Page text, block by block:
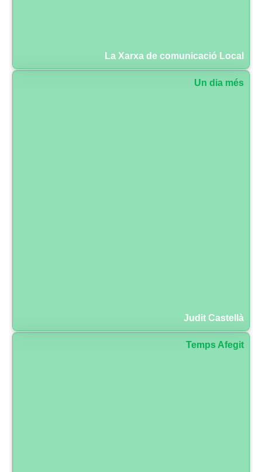
La Xarxa de comunicació Local
Un dia més
Judit Castellà
Temps Afegit